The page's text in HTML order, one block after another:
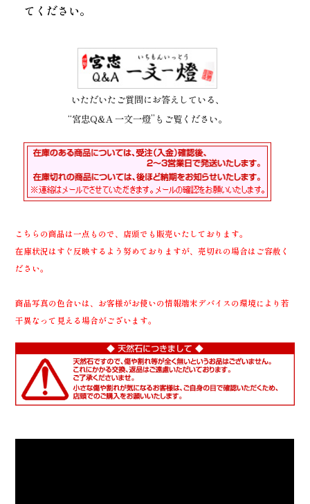
てください。
いただいたご質問にお答えしている、
“宮忠Q&A 一文一燈”もご覧ください。
こちらの商品は一点もので、店頭でも販売いたしております。
在庫状況はすぐ反映するよう努めておりますが、売切れの場合はご容赦く
ださい。
商品写真の色合いは、お客様がお使いの情報端末デバイスの環境により若
干異なって見える場合がございます。